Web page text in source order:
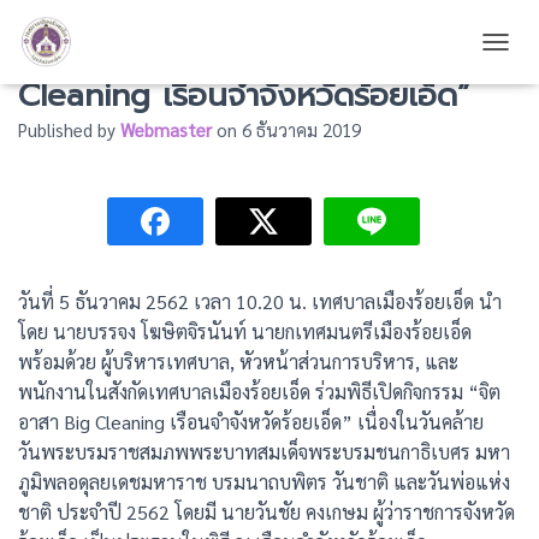
ร่วมพิธีเปิดกิจกรรม “จิตอาสา Big
Cleaning เรือนจำจังหวัดร้อยเอ็ด”
Published by Webmasteron 6 ธันวาคม 2019
วันที่ 5 ธันวาคม 2562 เวลา 10.20 น. เทศบาลเมืองร้อยเอ็ด นำ
โดย นายบรรจง โฆษิตจิรนันท์ นายกเทศมนตรีเมืองร้อยเอ็ด
พร้อมด้วย ผู้บริหารเทศบาล, หัวหน้าส่วนการบริหาร, และ
พนักงานในสังกัดเทศบาลเมืองร้อยเอ็ด ร่วมพิธีเปิดกิจกรรม “จิต
อาสา Big Cleaning เรือนจำจังหวัดร้อยเอ็ด” เนื่องในวันคล้าย
วันพระบรมราชสมภพพระบาทสมเด็จพระบรมชนกาธิเบศร มหา
ภูมิพลอดุลยเดชมหาราช บรมนาถบพิตร วันชาติ และวันพ่อแห่ง
ชาติ ประจำปี 2562 โดยมี นายวันชัย คงเกษม ผู้ว่าราชการจังหวัด